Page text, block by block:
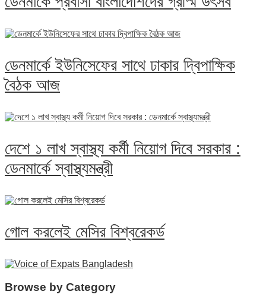
ডেনমার্কে ইউনিসেফের সাথে ঢাকার দ্বিপাক্ষিক
বৈঠক আজ
দেশে ১ লাখ স্বাস্থ্য কর্মী নিয়োগ দিবে সরকার :
ডেনমার্কে স্বাস্থ্যমন্ত্রী
গোল করলেই মেসির বিশ্বরেকর্ড
Browse by Category